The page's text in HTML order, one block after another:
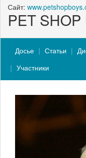
Сайт:
PET SHOP
Досье Статьи
Участники